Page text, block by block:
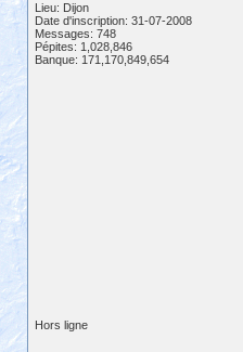
Lieu: Dijon
Date d'inscription: 31-07-2008
Messages: 748
Pépites: 1,028,846
Banque: 171,170,849,654
Hors ligne